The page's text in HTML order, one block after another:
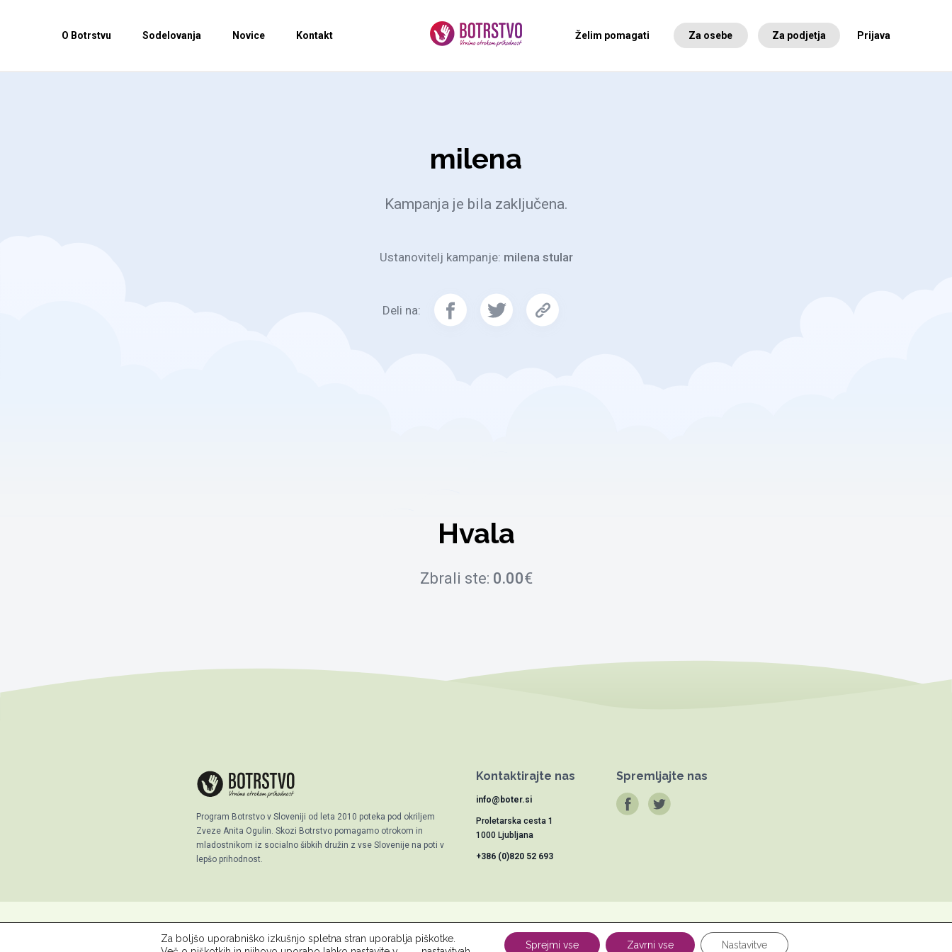
O Botrstvu Sodelovanja Novice Kontakt Želim pomagati Za osebe Za podjetja Prijava
milena
Kampanja je bila zaključena.
Ustanovitelj kampanje: milena stular
Deli na:
Hvala
Zbrali ste: 0.00€
Program Botrstvo v Sloveniji od leta 2010 poteka pod okriljem
Zveze Anita Ogulin. Skozi Botrstvo pomagamo otrokom in
mladostnikom iz socialno šibkih družin z vse Slovenije na poti v
lepšo prihodnost.
Kontaktirajte nas
info@boter.si
Proletarska cesta 1
1000 Ljubljana
+386 (0)820 52 693
Spremljajte nas
© 2026 ZPM Moste O Botrstvu Novice Kontakt Za osebe Za podjetja Varstvo osebnih podatkov
obvestilo
Za boljšo uporabniško izkušnjo spletna stran uporablja piškotke.
Sprejmi vse Zavrni vse Nastavitve